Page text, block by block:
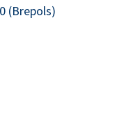
(Brepols)